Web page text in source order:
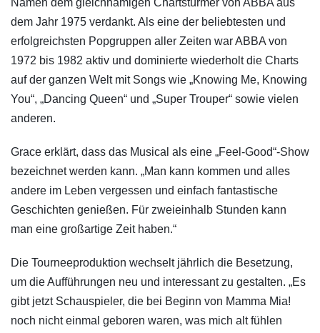
Namen dem gleichnamigen Chartstürmer von ABBA aus
dem Jahr 1975 verdankt. Als eine der beliebtesten und
erfolgreichsten Popgruppen aller Zeiten war ABBA von
1972 bis 1982 aktiv und dominierte wiederholt die Charts
auf der ganzen Welt mit Songs wie „Knowing Me, Knowing
You“, „Dancing Queen“ und „Super Trouper“ sowie vielen
anderen.
Grace erklärt, dass das Musical als eine „Feel-Good“-Show
bezeichnet werden kann. „Man kann kommen und alles
andere im Leben vergessen und einfach fantastische
Geschichten genießen. Für zweieinhalb Stunden kann
man eine großartige Zeit haben.“
Die Tourneeproduktion wechselt jährlich die Besetzung,
um die Aufführungen neu und interessant zu gestalten. „Es
gibt jetzt Schauspieler, die bei Beginn von Mamma Mia!
noch nicht einmal geboren waren, was mich alt fühlen